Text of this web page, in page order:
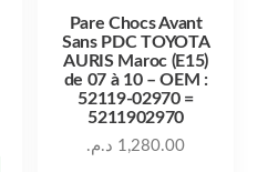
Pare Chocs Avant
Sans PDC TOYOTA
AURIS Maroc (E15)
de 07 à 10 – OEM :
52119-02970 =
5211902970
1,280.00 د.م.